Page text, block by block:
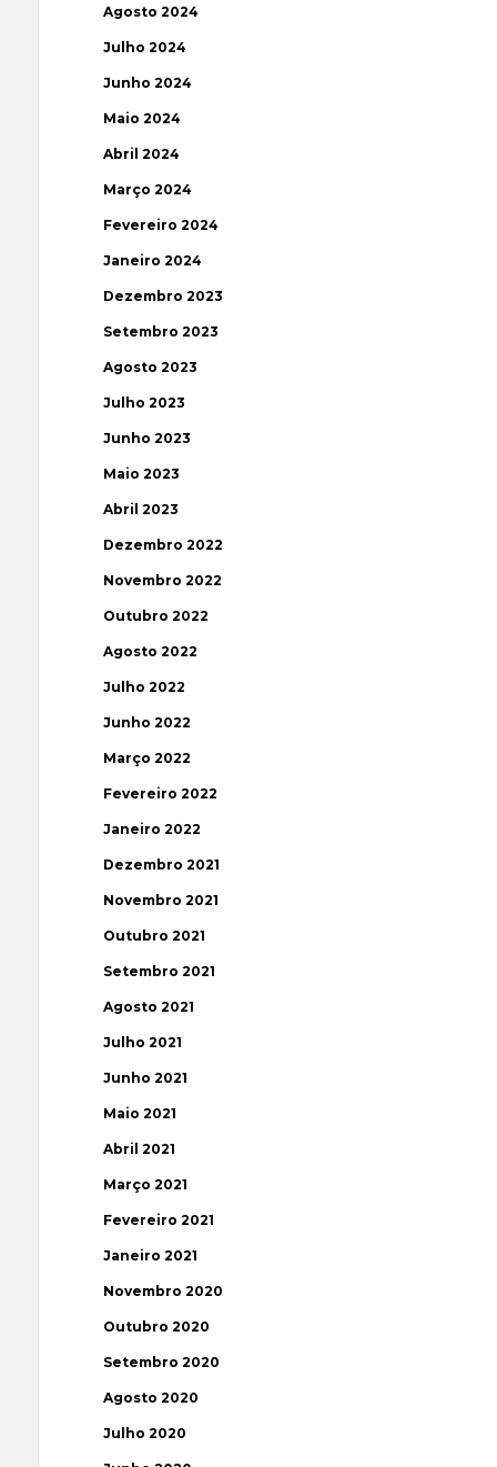
Agosto 2024
Julho 2024
Junho 2024
Maio 2024
Abril 2024
Março 2024
Fevereiro 2024
Janeiro 2024
Dezembro 2023
Setembro 2023
Agosto 2023
Julho 2023
Junho 2023
Maio 2023
Abril 2023
Dezembro 2022
Novembro 2022
Outubro 2022
Agosto 2022
Julho 2022
Junho 2022
Março 2022
Fevereiro 2022
Janeiro 2022
Dezembro 2021
Novembro 2021
Outubro 2021
Setembro 2021
Agosto 2021
Julho 2021
Junho 2021
Maio 2021
Abril 2021
Março 2021
Fevereiro 2021
Janeiro 2021
Novembro 2020
Outubro 2020
Setembro 2020
Agosto 2020
Julho 2020